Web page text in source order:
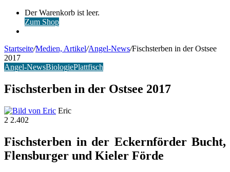
Warenkorb
ansehen
Der Warenkorb ist leer.
Zum Shop
Startseite/Medien, Artikel/Angel-News/Fischsterben in der Ostsee
2017
Angel-NewsBiologiePlattfisch
Fischsterben in der Ostsee 2017
Eric
2 2.402
Fischsterben in der Eckernförder Bucht,
Flensburger und Kieler Förde